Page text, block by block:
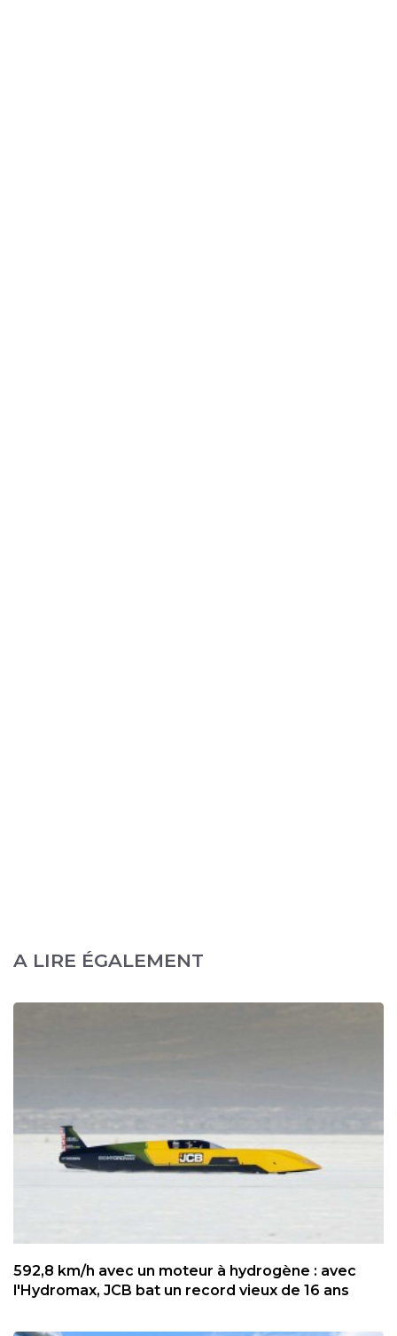
A LIRE ÉGALEMENT
592,8 km/h avec un moteur à hydrogène : avec
l'Hydromax, JCB bat un record vieux de 16 ans